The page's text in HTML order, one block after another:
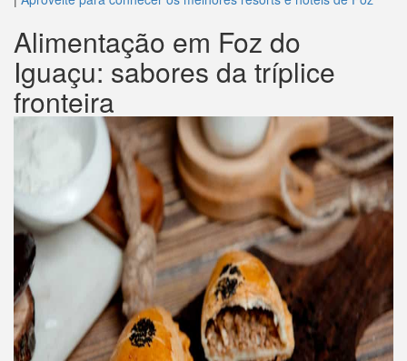
Alimentação em Foz do
Iguaçu: sabores da tríplice
fronteira